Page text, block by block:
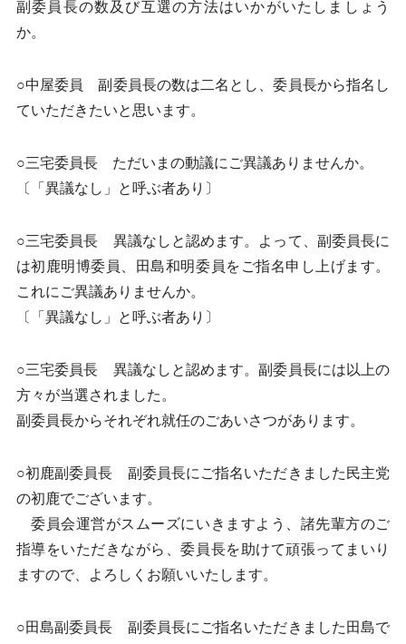
副委員長の数及び互選の方法はいかがいたしましょう
か。
○中屋委員 副委員長の数は二名とし、委員長から指名し
ていただきたいと思います。
○三宅委員長 ただいまの動議にご異議ありませんか。
〔「異議なし」と呼ぶ者あり〕
○三宅委員長 異議なしと認めます。よって、副委員長に
は初鹿明博委員、田島和明委員をご指名申し上げます。
これにご異議ありませんか。
〔「異議なし」と呼ぶ者あり〕
○三宅委員長 異議なしと認めます。副委員長には以上の
方々が当選されました。
副委員長からそれぞれ就任のごあいさつがあります。
○初鹿副委員長 副委員長にご指名いただきました民主党
の初鹿でございます。
委員会運営がスムーズにいきますよう、諸先輩方のご
指導をいただきながら、委員長を助けて頑張ってまいり
ますので、よろしくお願いいたします。
○田島副委員長 副委員長にご指名いただきました田島で